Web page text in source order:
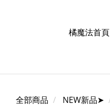
橘魔法首頁
全部商品 NEW新品➤